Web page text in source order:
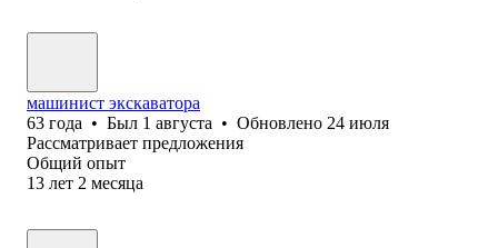
машинист экскаватора
63 года • Был 1 августа • Обновлено 24 июля
Рассматривает предложения
Общий опыт
13 лет 2 месяца